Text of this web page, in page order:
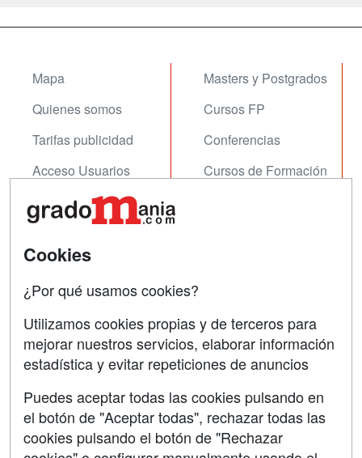
Mapa
Quienes somos
Tarifas publicidad
Acceso Usuarios
Acceso Centros
Masters y Postgrados
Cursos FP
Conferencias
Cursos de Formación
Contactar
Copyleft
Grupo formazion:
Cookies
¿Por qué usamos cookies?
Utilizamos cookies propias y de terceros para
mejorar nuestros servicios, elaborar información
estadística y evitar repeticiones de anuncios
Puedes aceptar todas las cookies pulsando en
el botón de "Aceptar todas", rechazar todas las
cookies pulsando el botón de "Rechazar